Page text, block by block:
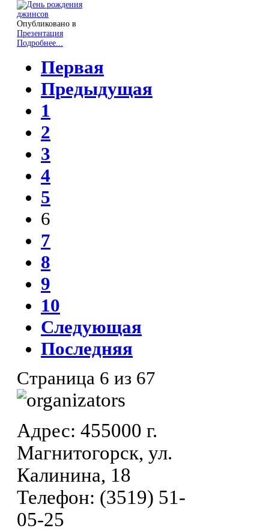
Опубликовано в
Презентация
Подробнее...
Первая
Предыдущая
1
2
3
4
5
6
7
8
9
10
Следующая
Последняя
Страница 6 из 67
Адрес: 455000 г.
Магнитогорск, ул.
Калинина, 18
Телефон: (3519) 51-
05-25